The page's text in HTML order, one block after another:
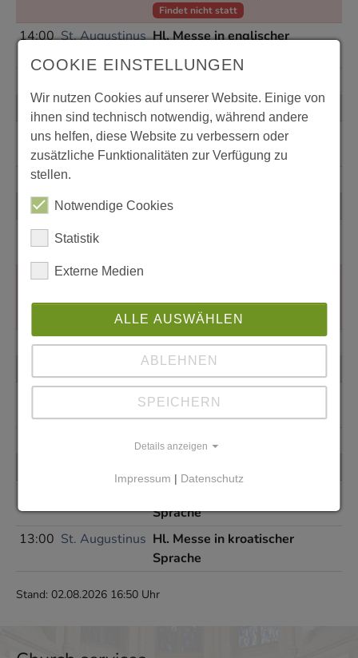
Findet nicht statt
14:00 St. Augustinus Hl. Messe in englischer
Sprache
Donnerstag, 13.08.2026
18:00 St. Elisabeth
Hl. Messe in polnischer
Sprache
Sonntag, 16.08.2026
09:00
St. Elisabeth
13:00
St. Augustinus
Findet nicht statt
Donnerstag, 20.08.2026
Hl. Messe in polnischer
Sprache
Sprache
13:00 St. Augustinus Hl. Messe in kroatischer
Sprache
Stand: 02.08.2026 16:50 Uhr
COOKIE EINSTELLUNGEN
Wir nutzen Cookies auf unserer Website. Einige von
ihnen sind technisch notwendig, während andere
uns helfen, diese Website zu verbessern oder
zusätzliche Funktionalitäten zur Verfügung zu
stellen.
Notwendige Cookies
Statistik
Externe Medien
ALLE AUSWÄHLEN
ABLEHNEN
SPEICHERN
Details anzeigen
Impressum | Datenschutz